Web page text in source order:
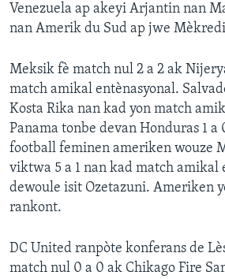
Venezuela ap akeyi Arjantin nan
nan Amerik du Sud ap jwe
Meksik fè match nul 2 a 2 ak
match amikal entènasyonal.
Kosta Rika nan kad yon match
Panama tonbe devan Honduras 1 a
football feminen ameriken wouze
viktwa 5 a 1 nan kad match amikal
dewoule isit Ozetazuni. Ameriken
rankont.
DC United ranpòte konferans de
match nul 0 a 0 ak Chikago Fire